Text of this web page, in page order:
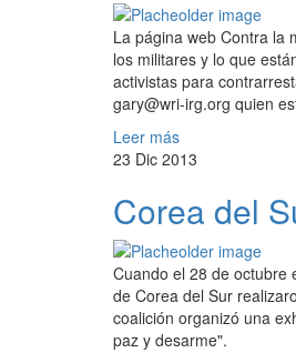
La página web Contra la
los militares y lo que
activistas para
gary@wri-irg.org quien
Leer más
23 Dic 2013
Corea del
Cuando el 28 de octubre
de Corea del Sur
coalición organizó una
paz y desarme".